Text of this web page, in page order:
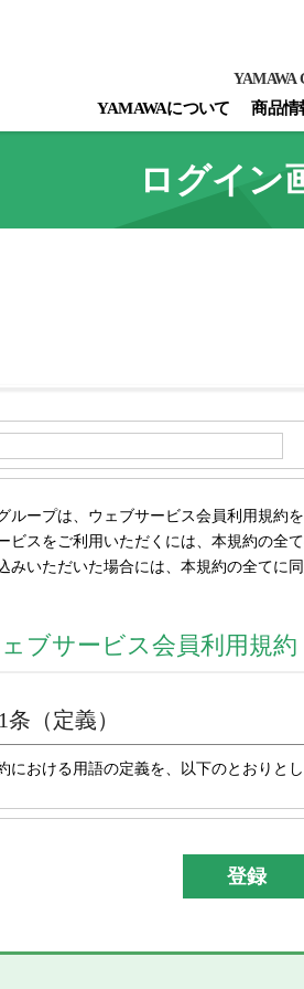
YAMAWAについて 商品情
YAMAWA
ログイン
ループは、ウェブサービス会員利用規約
ビスをご利用いただくには、本規約の全
みいただいた場合には、本規約の全てに
ブサービス会員利用規約
条（定義）
における用語の定義を、以下のとおりとし
「当社グループ」とは、株式会社彌
份有限公司及びYAMAWA EUROPE